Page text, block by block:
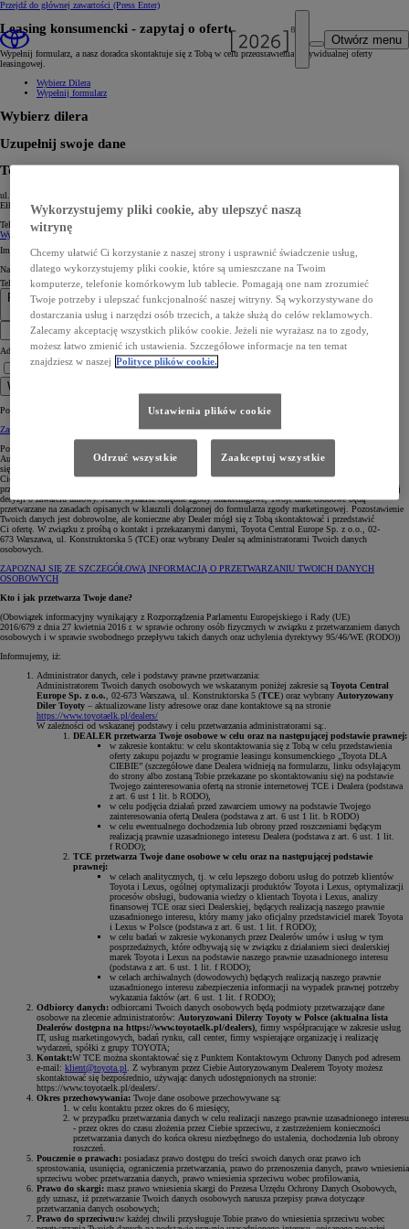
Przejdź do głównej zawartości (Press Enter)
Otwórz menu
Leasing konsumencki ‑ zapytaj o ofertę
Wypełnij formularz, a nasz doradca skontaktuje się z Tobą w celu przedstawienia indywidualnej oferty
leasingowej.
Wybierz Dilera
Wypełnij formularz
Wybierz dilera
Uzupełnij swoje dane
Toyota Ełk
ul. Łukasiewicza 1D
Ełk
Tel:
+48876210770
Wybierz dilera *
Imię *
Nazwisko *
Telefon komórkowy *
Poland +48
+48
Adres e‑mail *
Rozumiem informację. Wyrażam zgodę na kontakt telefoniczny lub mailowy.*
Wyślij
Pola oznaczone * są obowiązkowe, aby wybrany Diler mógł skontaktować się z Tobą.
Zasady zachowania poufności
(otwiera się w nowej karcie)
Pozostawiasz nam swoje dane osobowe poprzez formularz stanowiący prośbę o kontakt ze strony
Autoryzowanego Dealera Toyoty. W ten sposób, podajesz nam swoje dane kontaktowe celem skontaktowania
się przez nas z Tobą telefonicznie lub mailowo i w tym celu TCE udostępni Twoje dane wybranemu przez
Ciebie Autoryzowanemu Dealerowi. W przypadku, gdy zdecydujesz się na zawarcie umowy Twoje dane TCE
przekaże do Toyota Leasing Polska Sp. z o.o. (adres: ul. Wołoska 22, 02-675 Warszawa) na podstawie Twojej
decyzji o zawarciu umowy. Jeżeli wyrazisz odrębne zgody marketingowe, Twoje dane osobowe będą
przetwarzane na zasadach opisanych w klauzuli dołączonej do formularza zgody marketingowej. Pozostawienie
Twoich danych jest dobrowolne, ale konieczne aby Dealer mógł się z Tobą skontaktować i przedstawić
Ci ofertę. W związku z prośbą o kontakt i przekazanymi danymi, Toyota Central Europe Sp. z o.o., 02-
673 Warszawa, ul. Konstruktorska 5 (TCE) oraz wybrany Dealer są administratorami Twoich danych
osobowych.
ZAPOZNAJ SIĘ ZE SZCZEGÓŁOWĄ INFORMACJĄ O PRZETWARZANIU TWOICH DANYCH
OSOBOWYCH
Kto i jak przetwarza Twoje dane?
(Obowiązek informacyjny wynikający z Rozporządzenia Parlamentu Europejskiego i Rady (UE)
2016/679 z dnia 27 kwietnia 2016 r. w sprawie ochrony osób fizycznych w związku z przetwarzaniem danych
osobowych i w sprawie swobodnego przepływu takich danych oraz uchylenia dyrektywy 95/46/WE (RODO))
Informujemy, iż:
Administrator danych, cele i podstawy prawne przetwarzania:
Administratorem Twoich danych osobowych we wskazanym poniżej zakresie są Toyota Central
Europe Sp. z o.o. , 02-673 Warszawa, ul. Konstruktorska 5 (TCE) oraz wybrany Autoryzowany
Diler Toyoty – aktualizowane listy adresowe oraz dane kontaktowe są na stronie
https://www.toyotaelk.pl/dealers/
W zależności od wskazanej podstawy i celu przetwarzania administratorami są:.
DEALER przetwarza Twoje osobowe w celu oraz na następującej podstawie prawnej:
w zakresie kontaktu: w celu skontaktowania się z Tobą w celu przedstawienia
oferty zakupu pojazdu w programie leasingu konsumenckiego „Toyota DLA
CIEBIE” (szczegółowe dane Dealera widnieją na formularzu, linku odsyłającym
do strony albo zostaną Tobie przekazane po skontaktowaniu się) na podstawie
Twojego zainteresowania ofertą na stronie internetowej TCE i Dealera (podstawa
z art. 6 ust 1 lit. b RODO),
w celu podjęcia działań przed zawarciem umowy na podstawie Twojego
zainteresowania ofertą Dealera (podstawa z art. 6 ust 1 lit. b RODO)
w celu ewentualnego dochodzenia lub obrony przed roszczeniami będącym
realizacją prawnie uzasadnionego interesu Dealera (podstawa z art. 6 ust. 1 lit.
f RODO);
TCE przetwarza Twoje dane osobowe w celu oraz na następującej podstawie
prawnej:
w celach analitycznych, tj. w celu lepszego doboru usług do potrzeb klientów
Toyota i Lexus, ogólnej optymalizacji produktów Toyota i Lexus, optymalizacji
procesów obsługi, budowania wiedzy o klientach Toyota i Lexus, analizy
finansowej TCE oraz sieci Dealerskiej, będących realizacją naszego prawnie
uzasadnionego interesu, który mamy jako oficjalny przedstawiciel marek Toyota
i Lexus w Polsce (podstawa z art. 6 ust. 1 lit. f RODO);
w celu badań w zakresie wykonanych przez Dealerów umów i usług w tym
posprzedażnych, które odbywają się w związku z działaniem sieci dealerskiej
marek Toyota i Lexus na podstawie naszego prawnie uzasadnionego interesu
(podstawa z art. 6 ust. 1 lit. f RODO);
w celach archiwalnych (dowodowych) będących realizacją naszego prawnie
uzasadnionego interesu zabezpieczenia informacji na wypadek prawnej potrzeby
wykazania faktów (art. 6 ust. 1 lit. f RODO);
Odbiorcy danych: odbiorcami Twoich danych osobowych będą podmioty przetwarzające dane
osobowe na zlecenie administratorów: Autoryzowani Dilerzy Toyoty w Polsce (aktualna lista
Dealerów dostępna na https://www.toyotaelk.pl/dealers) , firmy współpracujące w zakresie usług
IT, usług marketingowych, badań rynku, call center, firmy wspierające organizację i realizację
wydarzeń, spółki z grupy TOYOTA;
Kontakt:W TCE można skontaktować się z Punktem Kontaktowym Ochrony Danych pod adresem
e-mail: klient@toyota.pl . Z wybranym przez Ciebie Autoryzowanym Dealerem Toyoty możesz
skontaktować się bezpośrednio, używając danych udostępnionych na stronie:
https://www.toyotaelk.pl/dealers/.
Okres przechowywania: Twoje dane osobowe przechowywane są:
w celu kontaktu przez okres do 6 miesięcy,
w przypadku przetwarzania danych w celu realizacji naszego prawnie uzasadnionego interesu
- przez okres do czasu złożenia przez Ciebie sprzeciwu, z zastrzeżeniem konieczności
przetwarzania danych do końca okresu niezbędnego do ustalenia, dochodzenia lub obrony
roszczeń.
Pouczenie o prawach: posiadasz prawo dostępu do treści swoich danych oraz prawo ich
sprostowania, usunięcia, ograniczenia przetwarzania, prawo do przenoszenia danych, prawo wniesienia
sprzeciwu wobec przetwarzania danych, prawo wniesienia sprzeciwu wobec profilowania,
Prawo do skargi: masz prawo wniesienia skargi do Prezesa Urzędu Ochrony Danych Osobowych,
gdy uznasz, iż przetwarzanie Twoich danych osobowych narusza przepisy prawa dotyczące
przetwarzania danych osobowych;
Prawo do sprzeciwu:w każdej chwili przysługuje Tobie prawo do wniesienia sprzeciwu wobec
Wykorzystujemy pliki cookie, aby ulepszyć naszą
witrynę
Chcemy ułatwić Ci korzystanie z naszej strony i usprawnić świadczenie usług,
dlatego wykorzystujemy pliki cookie, które są umieszczane na Twoim
komputerze, telefonie komórkowym lub tablecie. Pomagają one nam zrozumieć
Twoje potrzeby i ulepszać funkcjonalność naszej witryny. Są wykorzystywane do
dostarczania usług i narzędzi osób trzecich, a także służą do celów reklamowych.
Zalecamy akceptację wszystkich plików cookie. Jeżeli nie wyrażasz na to zgody,
możesz łatwo zmienić ich ustawienia. Szczegółowe informacje na ten temat
znajdziesz w naszej Polityce plików cookie.
Ustawienia plików cookie
Odrzuć wszystkie Zaakceptuj wszystkie